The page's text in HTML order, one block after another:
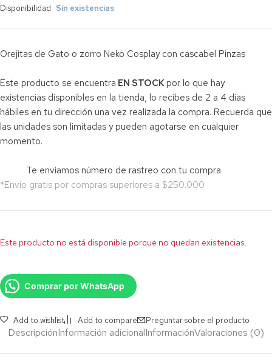
Disponibilidad Sin existencias
Orejitas de Gato o zorro Neko Cosplay con cascabel Pinzas
Este producto se encuentra EN STOCKpor lo que hay
existencias disponibles en la tienda, lo recibes de 2 a 4 días
hábiles en tu dirección una vez realizada la compra. Recuerda que
las unidades son limitadas y pueden agotarse en cualquier
momento.
Te enviamos número de rastreo con tu compra
*Envío gratis por compras superiores a $250.000
Este producto no está disponible porque no quedan existencias.
Comprar por WhatsApp
Add to wishlist Add to compare Preguntar sobre el producto
DescripciónInformación adicionalInformaciónValoraciones (0)